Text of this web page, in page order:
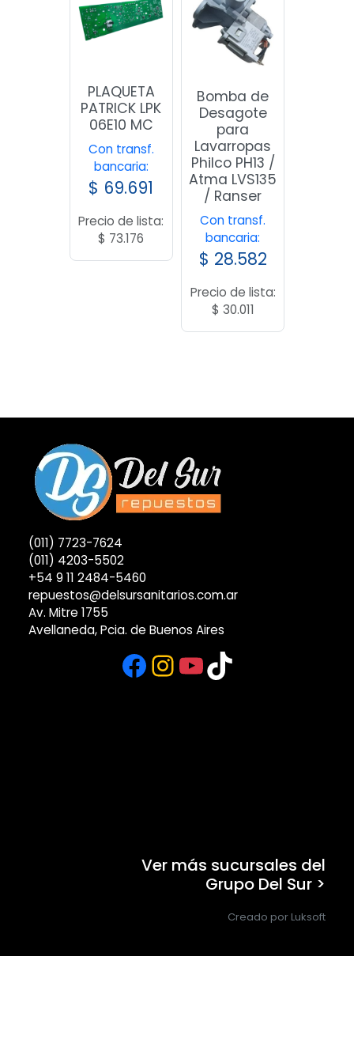
PLAQUETA
PATRICK LPK
06E10 MC
Con transf.
bancaria:
$ 69.691
Precio de lista:
$ 73.176
Bomba de
Desagote
para
Lavarropas
Philco PH13 /
Atma LVS135
/ Ranser
Con transf.
bancaria:
$ 28.582
Precio de lista:
$ 30.011
(011) 7723-7624
(011) 4203-5502
+54 9 11 2484-5460
repuestos@delsursanitarios.com.ar
Av. Mitre 1755
Avellaneda, Pcia. de Buenos Aires
Facebook
Instagram
YouTube
TikTok
Ver más sucursales del
Grupo Del Sur >
Creado por Luksoft